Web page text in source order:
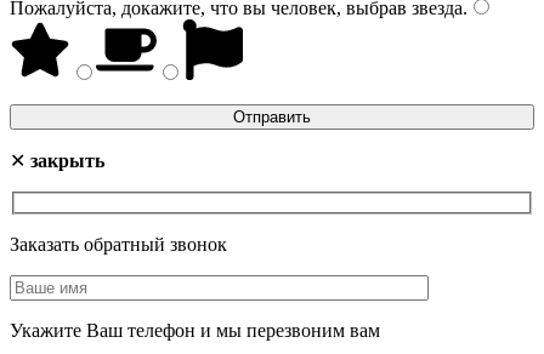
Пожалуйста, докажите, что вы человек, выбрав звезда.
✕ закрыть
Заказать обратный звонок
Укажите Ваш телефон и мы перезвоним вам